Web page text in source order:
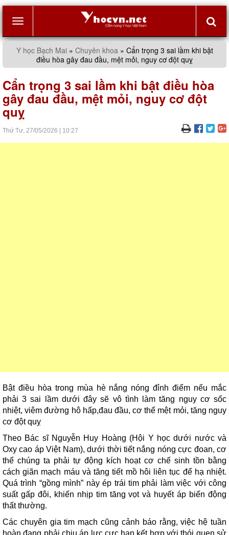
navigation
Y học Bạch Mai» Chuyên khoa » Cẩn trọng 3 sai lầm khi bật
điều hòa gây đau đầu, mệt mỏi, nguy cơ đột quỵ
Cẩn trọng 3 sai lầm khi bật điều hòa
gây đau đầu, mệt mỏi, nguy cơ đột
quỵ
Thứ Tư, 27/05/2026 10:27
Bật điều hòa trong mùa hè nắng nóng đỉnh điểm nếu mắc
phải 3 sai lầm dưới đây sẽ vô tình làm tăng nguy cơ sốc
nhiệt, viêm đường hô hấp,đau đầu, cơ thể mệt mỏi, tăng nguy
cơ đột quỵ
Theo Bác sĩ Nguyễn Huy Hoàng (Hội Y học dưới nước và
Oxy cao áp Việt Nam), dưới thời tiết nắng nóng cực đoan, cơ
thể chúng ta phải tự động kích hoạt cơ chế sinh tồn bằng
cách giãn mạch máu và tăng tiết mồ hôi liên tục để hạ nhiệt.
Quá trình “gồng mình” này ép trái tim phải làm việc với công
suất gấp đôi, khiến nhịp tim tăng vọt và huyết áp biến động
thất thường.
Các chuyên gia tim mạch cũng cảnh báo rằng, việc hệ tuần
hoàn đang phải chịu áp lực cực hạn kết hợp với thói quen sử